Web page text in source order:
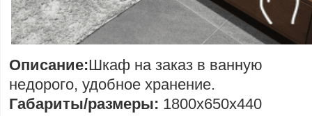
Описание:Шкаф на заказ в ванную
недорого, удобное хранение.
Габариты/размеры: 1800х650х440